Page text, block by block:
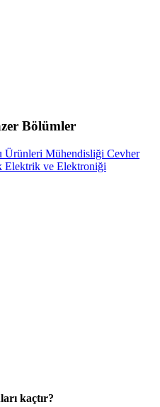
Bölümler
Ürünleri Mühendisliği Cevher
Elektrik ve Elektroniği
kaçtır?